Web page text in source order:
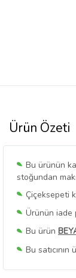
Ürün Özeti
Bu ürünün
stoğundan
Çiçeksepeti
Ürünün iade
Bu ürün
Bu
Bu Satıcının